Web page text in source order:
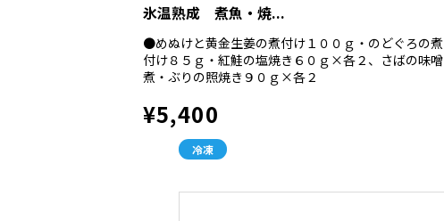
氷温熟成 煮魚・焼...
●めぬけと黄金生姜の煮付け１００ｇ・のどぐろの煮
付け８５ｇ・紅鮭の塩焼き６０ｇ×各２、さばの味噌
煮・ぶりの照焼き９０ｇ×各２
¥5,400
冷凍